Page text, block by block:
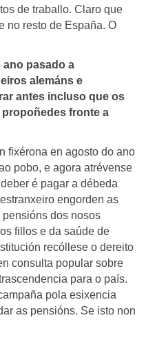
de traballo. Claro que
no resto de España. O
ano pasado a
alemáns e
antes incluso que os
fronte a
fixérona en agosto do ano
pobo, e agora atrévense
é pagar a débeda
engorden as
dos nosos
fillos e da saúde de
recóllese o dereito
consulta popular sobre
para o país.
pola esixencia
as pensións. Se isto non